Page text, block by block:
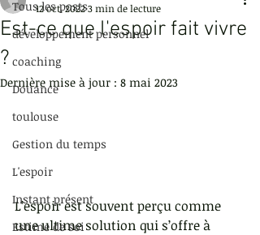
Tous les posts
développement personnel
coaching
Douance
toulouse
Gestion du temps
L'espoir
Instant présent
Estime de soi
Est-ce que l'espoir fait vivre
?
12 oct. 20223 min de lecture
Dernière mise à jour : 8 mai 2023
L’espoir est souvent perçu comme
une ultime solution qui s’offre à